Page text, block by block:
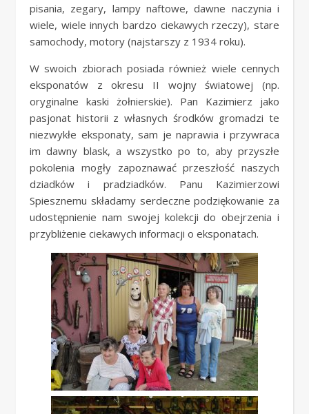
pisania, zegary, lampy naftowe, dawne naczynia i
wiele, wiele innych bardzo ciekawych rzeczy), stare
samochody, motory (najstarszy z 1934 roku).
W swoich zbiorach posiada również wiele cennych
eksponatów z okresu II wojny światowej (np.
oryginalne kaski żołnierskie). Pan Kazimierz jako
pasjonat historii z własnych środków gromadzi te
niezwykłe eksponaty, sam je naprawia i przywraca
im dawny blask, a wszystko po to, aby przyszłe
pokolenia mogły zapoznawać przeszłość naszych
dziadków i pradziadków. Panu Kazimierzowi
Spiesznemu składamy serdeczne podziękowanie za
udostępnienie nam swojej kolekcji do obejrzenia i
przybliżenie ciekawych informacji o eksponatach.